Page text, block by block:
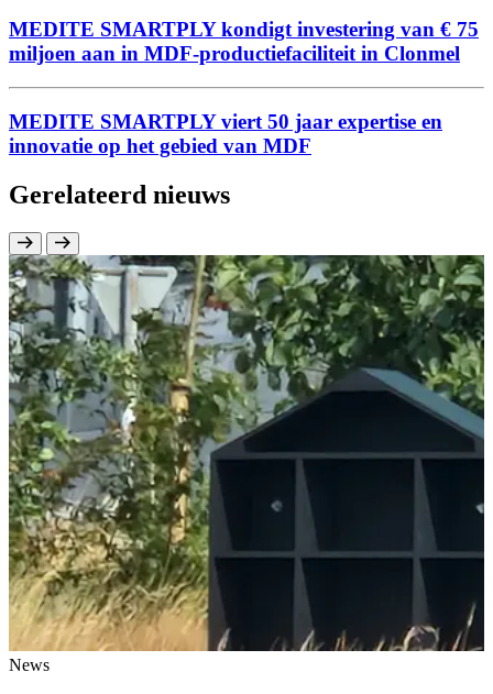
MEDITE SMARTPLY kondigt investering van € 75
miljoen aan in MDF-productiefaciliteit in Clonmel
MEDITE SMARTPLY viert 50 jaar expertise en
innovatie op het gebied van MDF
Gerelateerd nieuws
News